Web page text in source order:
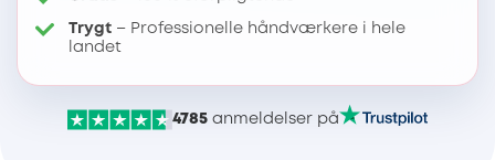
Trygt – Professionelle håndværkere i hele
landet
4785 anmeldelser på